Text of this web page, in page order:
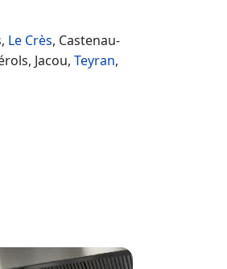
Le Crès, Castenau-
Jacou, Teyran,